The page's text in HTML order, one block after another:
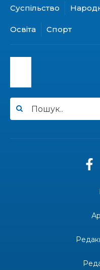
15:24
31 лип
Бахмутянка
13:33
30 лип
«Дві музи» у
Одна з
Суспільство
Освіта Спорт